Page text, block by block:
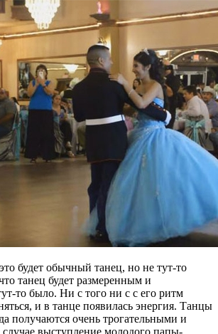
будет обычный танец, но не тут-то
танец будет размеренным и
то было. Ни с того ни с с его ритм
и в танце появилась энергия. Танцы
получаются очень трогательными и
выступление молодого папы-